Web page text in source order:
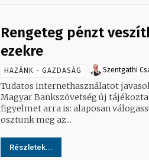
Rengeteg pénzt
ezekre
HAZÁNK - GAZDASÁG Szentgathi
Tudatos internethasználatot
Magyar Bankszövetség új
figyelmet arra is: alaposan
osztunk meg az...
Részletek...